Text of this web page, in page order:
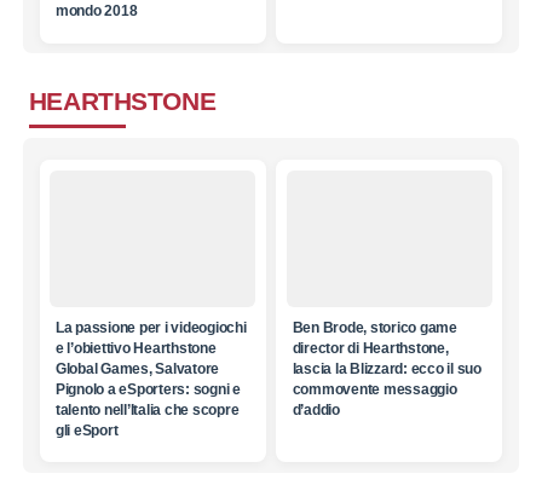
mondo 2018
HEARTHSTONE
La passione per i videogiochi
e l’obiettivo Hearthstone
Global Games, Salvatore
Pignolo a eSporters: sogni e
talento nell’Italia che scopre
gli eSport
Ben Brode, storico game
director di Hearthstone,
lascia la Blizzard: ecco il suo
commovente messaggio
d’addio